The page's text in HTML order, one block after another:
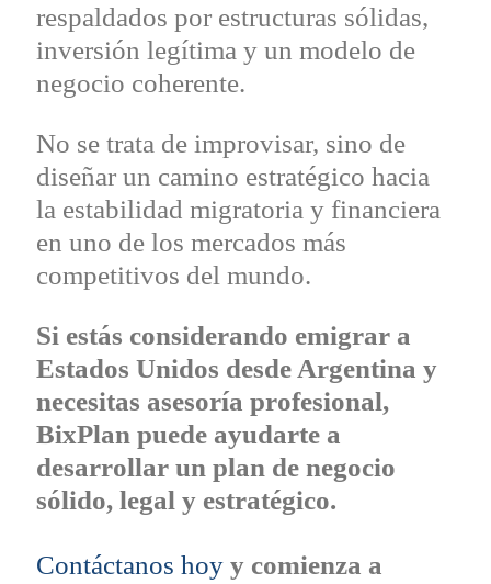
respaldados por estructuras sólidas,
inversión legítima y un modelo de
negocio coherente.
No se trata de improvisar, sino de
diseñar un camino estratégico hacia
la estabilidad migratoria y financiera
en uno de los mercados más
competitivos del mundo.
Si estás considerando emigrar a
Estados Unidos desde Argentina y
necesitas asesoría profesional,
BixPlan puede ayudarte a
desarrollar un plan de negocio
sólido, legal y estratégico.
Contáctanos hoy y comienza a